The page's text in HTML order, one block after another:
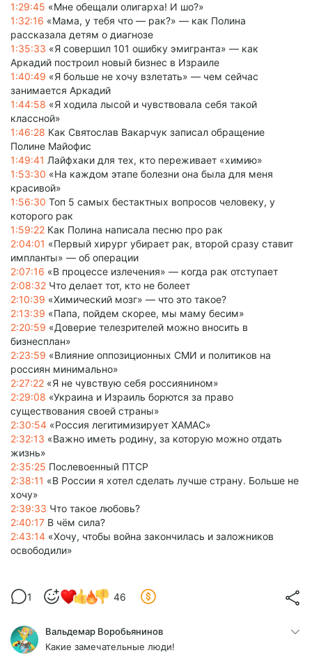
1:29:45 «Мне обещали олигарха! И шо?»
1:32:16 «Мама, у тебя что — рак?» — как Полина
рассказала детям о диагнозе
1:35:33 «Я совершил 101 ошибку эмигранта» — как
Аркадий построил новый бизнес в Израиле
1:40:49 «Я больше не хочу взлетать» — чем сейчас
занимается Аркадий
1:44:58 «Я ходила лысой и чувствовала себя такой
классной»
1:46:28 Как Святослав Вакарчук записал обращение
Полине Майофис
1:49:41 Лайфхаки для тех, кто переживает «химию»
1:53:30 «На каждом этапе болезни она была для меня
красивой»
1:56:30 Топ 5 самых бестактных вопросов человеку, у
которого рак
1:59:22 Как Полина написала песню про рак
2:04:01 «Первый хирург убирает рак, второй сразу ставит
импланты» — об операции
2:07:16 «В процессе излечения» — когда рак отступает
2:08:32 Что делает тот, кто не болеет
2:10:39 «Химический мозг» — что это такое?
2:13:39 «Папа, пойдем скорее, мы маму бесим»
2:20:59 «Доверие телезрителей можно вносить в
бизнесплан»
2:23:59 «Влияние оппозиционных СМИ и политиков на
россиян минимально»
2:27:22 «Я не чувствую себя россиянином»
2:29:08 «Украина и Израиль борются за право
существования своей страны»
2:30:54 «Россия легитимизирует ХАМАС»
2:32:13 «Важно иметь родину, за которую можно отдать
жизнь»
2:35:25 Послевоенный ПТСР
2:38:11 «В России я хотел сделать лучше страну. Больше не
хочу»
2:39:33 Что такое любовь?
2:40:17 В чём сила?
2:43:14 «Хочу, чтобы война закончилась и заложников
освободили»
1 46
Вальдемар Воробьянинов
Какие замечательные люди!